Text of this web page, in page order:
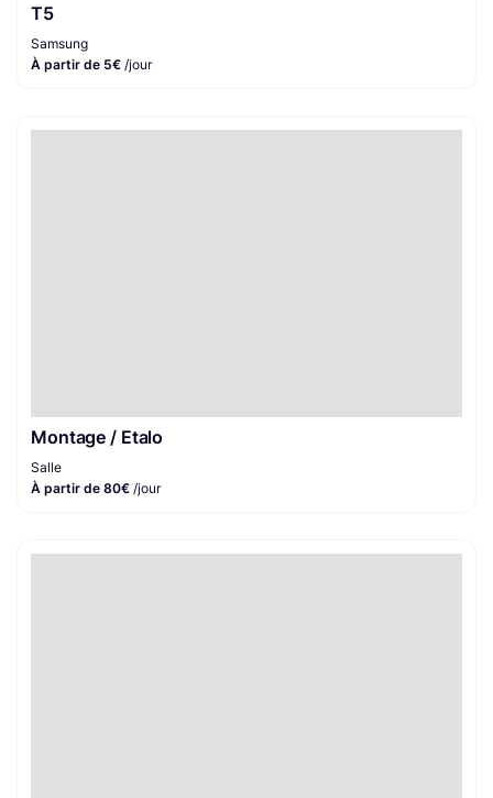
T5
Samsung
À partir de 5€ /jour
Montage / Etalo
Salle
À partir de 80€ /jour